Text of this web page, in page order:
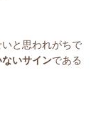
と思われがちで
いサインである